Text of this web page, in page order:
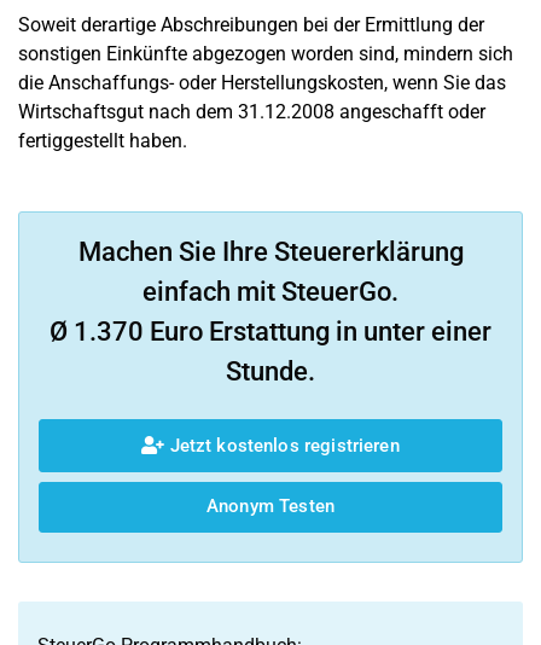
Soweit derartige Abschreibungen bei der Ermittlung der
sonstigen Einkünfte abgezogen worden sind, mindern sich
die Anschaffungs- oder Herstellungskosten, wenn Sie das
Wirtschaftsgut nach dem 31.12.2008 angeschafft oder
fertiggestellt haben.
Machen Sie Ihre Steuererklärung
einfach mit SteuerGo.
Ø 1.370 Euro Erstattung in unter einer
Stunde.
Jetzt kostenlos registrieren
Anonym Testen